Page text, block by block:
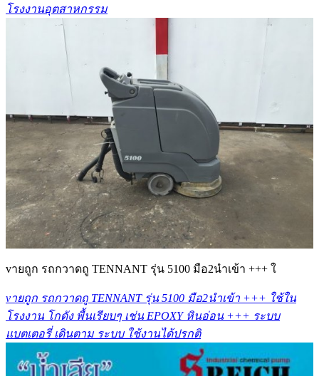
โรงงานอุตสาหกรรม
vายถูก รถกวาดถู TENNANT รุ่น 5100 มือ2นำเข้า +++ ใ
vายถูก รถกวาดถู TENNANT รุ่น 5100 มือ2นำเข้า +++ ใช้ใน
โรงงาน โกดัง พื้นเรียบๆ เช่น EPOXY หินอ่อน +++ ระบบ
แบตเตอรี่ เดินตาม ระบบ ใช้งานได้ปรกติ